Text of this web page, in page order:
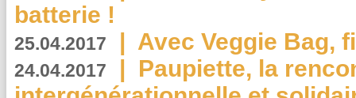
batterie !
25.04.2017 | Avec Veggie Bag,
24.04.2017 | Paupiette, la